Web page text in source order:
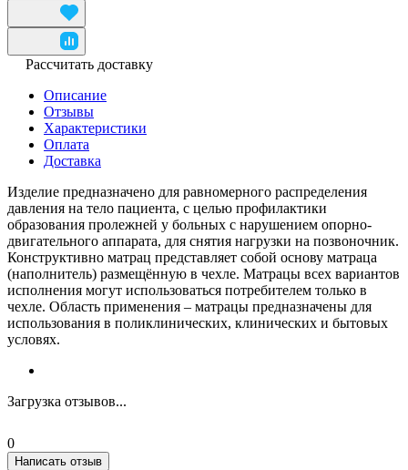
Рассчитать доставку
Описание
Отзывы
Характеристики
Оплата
Доставка
Изделие предназначено для равномерного распределения
давления на тело пациента, с целью профилактики
образования пролежней у больных с нарушением опорно-
двигательного аппарата, для снятия нагрузки на позвоночник.
Конструктивно матрац представляет собой основу матраца
(наполнитель) размещённую в чехле. Матрацы всех вариантов
исполнения могут использоваться потребителем только в
чехле. Область применения – матрацы предназначены для
использования в поликлинических, клинических и бытовых
условях.
Загрузка отзывов...
0
Написать отзыв